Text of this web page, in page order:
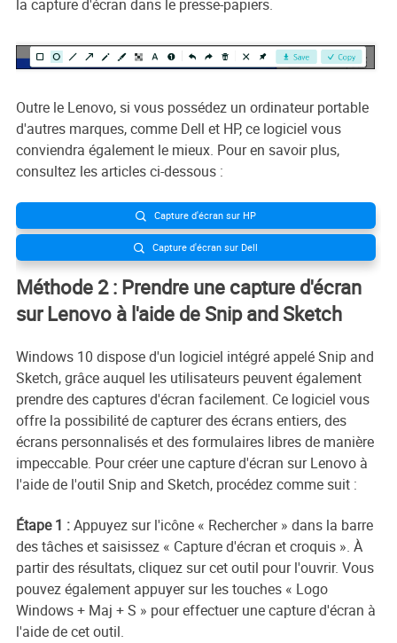
la capture d'écran dans le presse-papiers.
Outre le Lenovo, si vous possédez un ordinateur portable
d'autres marques, comme Dell et HP, ce logiciel vous
conviendra également le mieux. Pour en savoir plus,
consultez les articles ci-dessous :
 Capture d'écran sur HP
 Capture d'écran sur Dell
Méthode 2 : Prendre une capture d'écran
sur Lenovo à l'aide de Snip and Sketch
Windows 10 dispose d'un logiciel intégré appelé Snip and
Sketch, grâce auquel les utilisateurs peuvent également
prendre des captures d'écran facilement. Ce logiciel vous
offre la possibilité de capturer des écrans entiers, des
écrans personnalisés et des formulaires libres de manière
impeccable. Pour créer une capture d'écran sur Lenovo à
l'aide de l'outil Snip and Sketch, procédez comme suit :
Étape 1 :Appuyez sur l'icône « Rechercher » dans la barre
des tâches et saisissez « Capture d'écran et croquis ». À
partir des résultats, cliquez sur cet outil pour l'ouvrir. Vous
pouvez également appuyer sur les touches « Logo
Windows + Maj + S » pour effectuer une capture d'écran à
l'aide de cet outil.